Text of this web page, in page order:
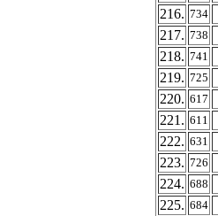
216. 734
217. 738
218. 741
219. 725
220. 617
221. 611
222. 631
223. 726
224. 688
225. 684